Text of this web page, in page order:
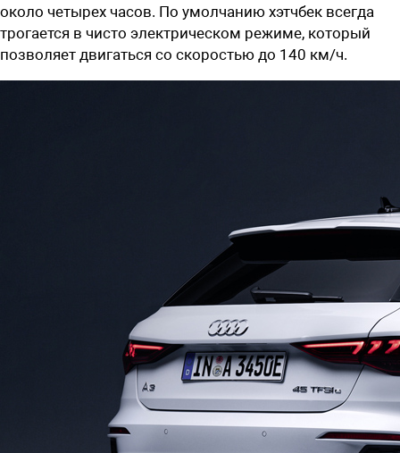
около четырех часов. По умолчанию хэтчбек всегда
трогается в чисто электрическом режиме, который
позволяет двигаться со скоростью до 140 км/ч.